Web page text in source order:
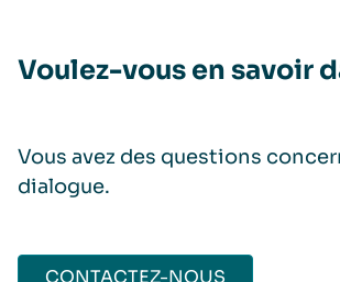
Voulez-vous en savoir
Vous avez des questions
dialogue.
CONTACTEZ-NOUS